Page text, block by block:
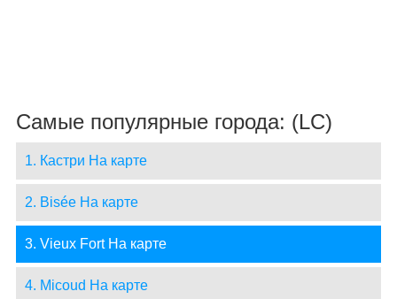
Самые популярные города: (LC)
1. Кастри На карте
2. Bisée На карте
3. Vieux Fort На карте
4. Micoud На карте